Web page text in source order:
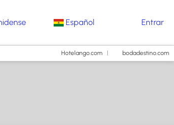
Español Entrar
Hotelango.com bodadestino.com